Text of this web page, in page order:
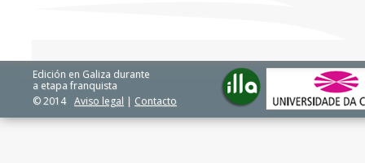
Edición en Galiza durante
a etapa franquista
© 2014 Aviso legal | Contacto